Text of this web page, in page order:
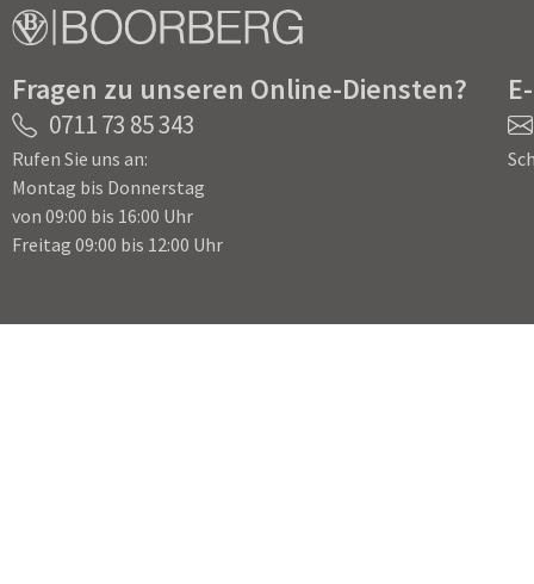
Fragen zu unseren Online-Diensten?
0711 73 85 343
Rufen Sie uns an:
Montag bis Donnerstag
von 09:00 bis 16:00 Uhr
Freitag 09:00 bis 12:00 Uhr